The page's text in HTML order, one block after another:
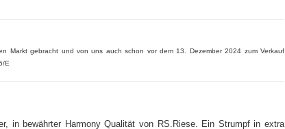
Markt gebracht und von uns auch schon vor dem 13. Dezember 2024 zum Verkauf
E
in bewährter Harmony Qualität von RS.Riese. Ein Strumpf in extra